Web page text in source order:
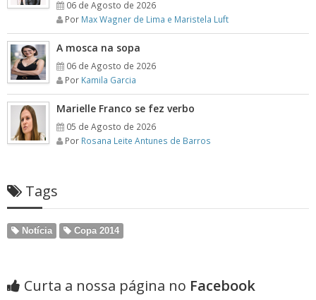
06 de Agosto de 2026
Por Max Wagner de Lima e Maristela Luft
A mosca na sopa
06 de Agosto de 2026
Por Kamila Garcia
Marielle Franco se fez verbo
05 de Agosto de 2026
Por Rosana Leite Antunes de Barros
Tags
Notícia Copa 2014
Curta a nossa página no Facebook